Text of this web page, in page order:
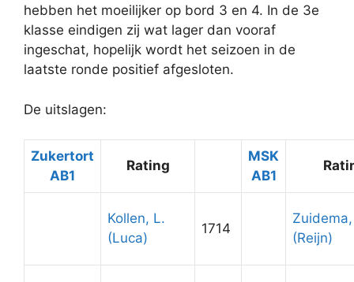
hebben het moeilijker op bord 3 en 4. In de 3e
klasse eindigen zij wat lager dan vooraf
ingeschat, hopelijk wordt het seizoen in de
laatste ronde positief afgesloten.
De uitslagen:
Zukertort
AB1
Rating
MSK
AB1
Kollen, L.
(Luca)
1714
(Reijn)